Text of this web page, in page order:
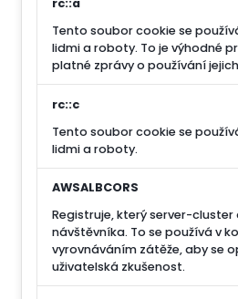
rc::a
Tento soubor cookie se
lidmi a roboty. To je výhodné
platné zprávy o používání
rc::c
Tento soubor cookie se
lidmi a roboty.
AWSALBCORS
Registruje, který server-cluster
návštěvníka. To se používá v
vyrovnáváním zátěže, aby se
uživatelská zkušenost.